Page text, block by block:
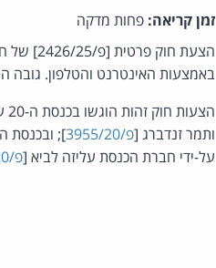
זמן קריאה: פחות מדקה
הצעת
באמצעות האינטרנט והטלפון. גובה העמלה לא יעלה על 5 אחוזים ממחירו של
הצעות חוק זהות הוגשו בכנסת ה-20 על-ידי חברת הכנסת עליזה לביא ואח' [
ותמר זנדברג [פ/3955/20 ]; ובכנסת ה-24 על-ידי חבר הכנסת
על-ידי חברת הכנסת עליזה לביא [פ/4049/20